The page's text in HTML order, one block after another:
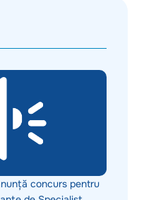
concurs pentru